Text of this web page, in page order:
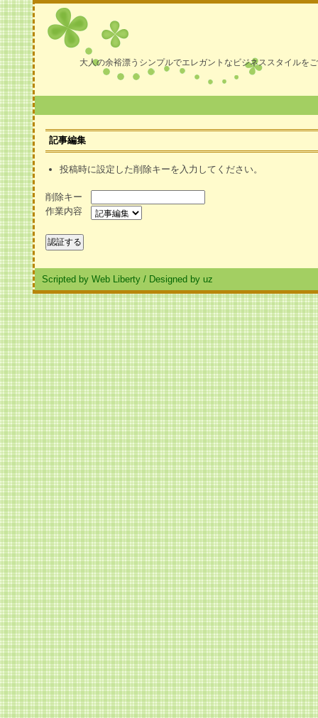
大人の余裕漂うシンプルでエレガントなビジネススタイルを
記事編集
投稿時に設定した削除キーを入力してください。
削除キー
作業内容
Scripted by Web Liberty / Designed by uz